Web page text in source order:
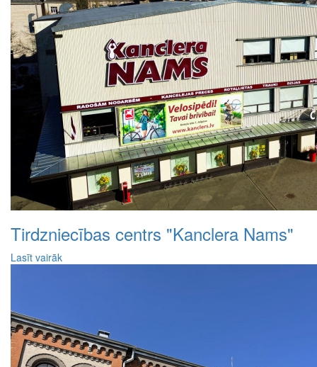
Tirdzniecības centrs "Kanclera Nams"
Lasīt vairāk